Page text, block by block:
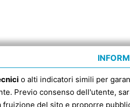
o alti indicatori simili per
Previo consenso dell'utente,
del sito e proporre